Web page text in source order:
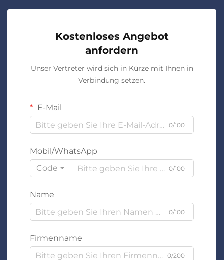
Kostenloses Angebot
anfordern
Unser Vertreter wird sich in Kürze mit Ihnen in
Verbindung setzen.
E-Mail
0/100
Mobil/WhatsApp
Code
0/100
Name
0/100
Firmenname
0/200